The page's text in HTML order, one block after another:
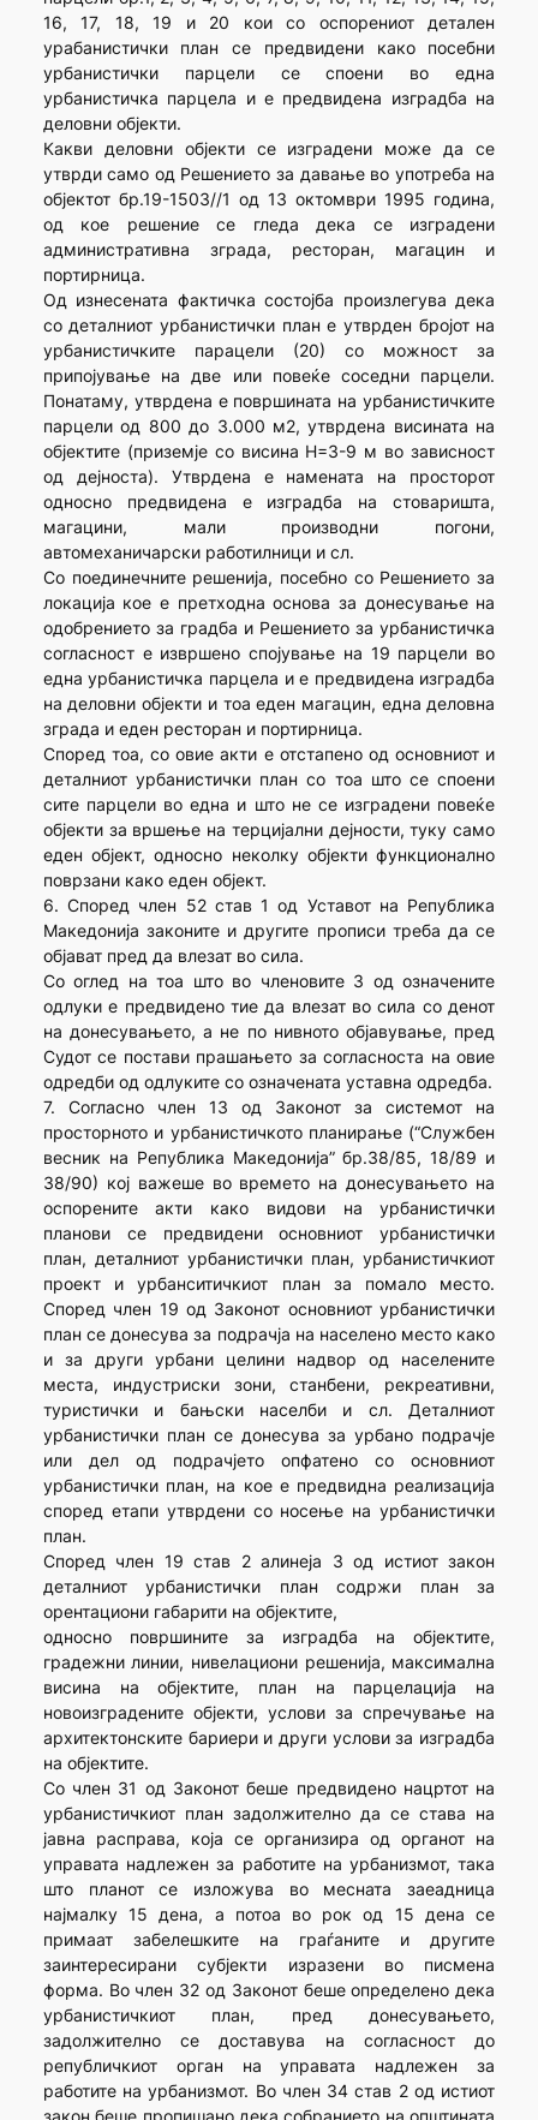
16, 17, 18, 19 и 20 кои со оспорениот детален
урабанистички план се предвидени како посебни
урбанистички парцели се споени во една
урбанистичка парцела и е предвидена изградба на
деловни објекти.
Какви деловни објекти се изградени може да се
утврди само од Решението за давање во употреба на
објектот бр.19-1503//1 од 13 октомври 1995 година,
од кое решение се гледа дека се изградени
административна зграда, ресторан, магацин и
портирница.
Од изнесената фактичка состојба произлегува дека
со деталниот урбанистички план е утврден бројот на
урбанистичките парацели (20) со можност за
припојување на две или повеќе соседни парцели.
Понатаму, утврдена е површината на урбанистичките
парцели од 800 до 3.000 м2, утврдена висината на
објектите (приземје со висина Н=3-9 м во зависност
од дејноста). Утврдена е намената на просторот
односно предвидена е изградба на стоваришта,
магацини, мали производни погони,
автомеханичарски работилници и сл.
Со поединечните решенија, посебно со Решението за
локација кое е претходна основа за донесување на
одобрението за градба и Решението за урбанистичка
согласност е извршено спојување на 19 парцели во
една урбанистичка парцела и е предвидена изградба
на деловни објекти и тоа еден магацин, една деловна
зграда и еден ресторан и портирница.
Според тоа, со овие акти е отстапено од основниот и
деталниот урбанистички план со тоа што се споени
сите парцели во една и што не се изградени повеќе
објекти за вршење на терцијални дејности, туку само
еден објект, односно неколку објекти функционално
поврзани како еден објект.
6. Според член 52 став 1 од Уставот на Република
Македонија законите и другите прописи треба да се
објават пред да влезат во сила.
Со оглед на тоа што во членовите 3 од означените
одлуки е предвидено тие да влезат во сила со денот
на донесувањето, а не по нивното објавување, пред
Судот се постави прашањето за согласноста на овие
одредби од одлуките со означената уставна одредба.
7. Согласно член 13 од Законот за системот на
просторното и урбанистичкото планирање (“Службен
весник на Република Македонија” бр.38/85, 18/89 и
38/90) кој важеше во времето на донесувањето на
оспорените акти како видови на урбанистички
планови се предвидени основниот урбанистички
план, деталниот урбанистички план, урбанистичкиот
проект и урбанситичкиот план за помало место.
Според член 19 од Законот основниот урбанистички
план се донесува за подрачја на населено место како
и за други урбани целини надвор од населените
места, индустриски зони, станбени, рекреативни,
туристички и бањски населби и сл. Деталниот
урбанистички план се донесува за урбано подрачје
или дел од подрачјето опфатено со основниот
урбанистички план, на кое е предвидна реализација
според етапи утврдени со носење на урбанистички
план.
Според член 19 став 2 алинеја 3 од истиот закон
деталниот урбанистички план содржи план за
орентациони габарити на објектите,
односно површините за изградба на објектите,
градежни линии, нивелациони решенија, максимална
висина на објектите, план на парцелација на
новоизградените објекти, услови за спречување на
архитектонските бариери и други услови за изградба
на објектите.
Со член 31 од Законот беше предвидено нацртот на
урбанистичкиот план задолжително да се става на
јавна расправа, која се организира од органот на
управата надлежен за работите на урбанизмот, така
што планот се изложува во месната заеадница
најмалку 15 дена, а потоа во рок од 15 дена се
примаат забелешките на граѓаните и другите
заинтересирани субјекти изразени во писмена
форма. Во член 32 од Законот беше определено дека
урбанистичкиот план, пред донесувањето,
задолжително се доставува на согласност до
републичкиот орган на управата надлежен за
работите на урбанизмот. Во член 34 став 2 од истиот